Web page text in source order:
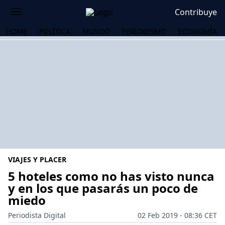
Contribuye
HOME POLÍTICA MUNDO PERIODISMO ECONOMÍA
VIAJES Y PLACER
5 hoteles como no has visto nunca
y en los que pasarás un poco de
miedo
Periodista Digital
02 Feb 2019 - 08:36 CET